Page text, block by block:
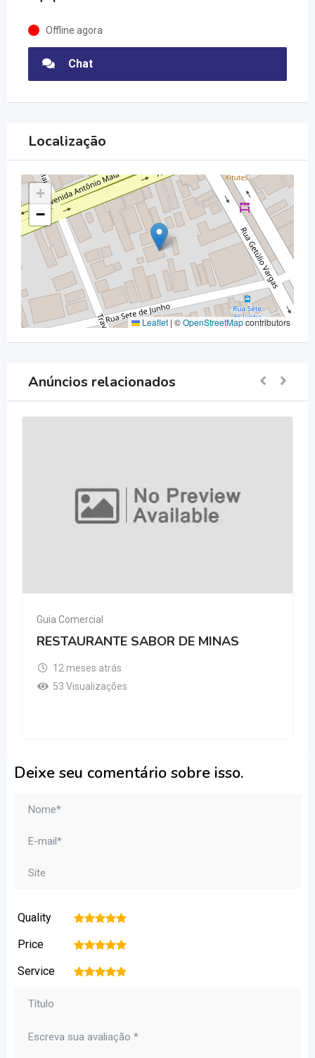
Offline agora
Chat
Localização
+
−
Leaflet | ©OpenStreetMapcontributors
Anúncios relacionados
Guia Comercial
RESTAURANTE SABOR DE MINAS
12 meses atrás
53 Visualizações
Deixe seu comentário sobre isso.
Quality 5
4
3
2
Price 5
4
3
2
Service 5
4
3
2